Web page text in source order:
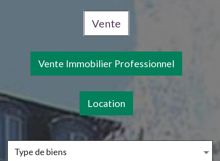
Vente
Vente Immobilier Professionnel
Location
Type de biens